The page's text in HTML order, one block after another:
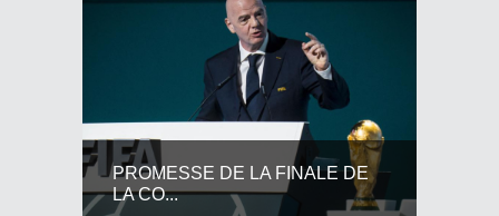
PROMESSE DE LA FINALE DE
LA CO...